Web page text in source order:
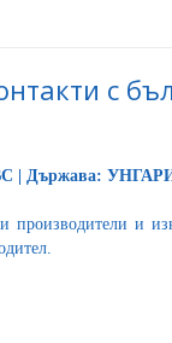
с
BC | Държава:
производители и